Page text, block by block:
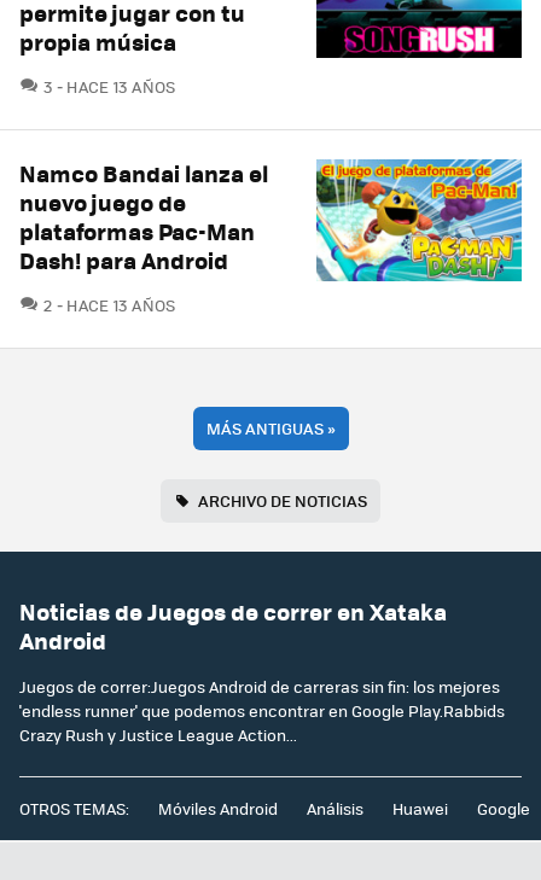
permite jugar con tu
propia música
3 COMENTARIOS
HACE 13 AÑOS
Namco Bandai lanza el
nuevo juego de
plataformas Pac-Man
Dash! para Android
2 COMENTARIOS
HACE 13 AÑOS
MÁS ANTIGUAS»
ARCHIVO DE NOTICIAS
Noticias de Juegos de correr en Xataka
Android
Juegos de correr:Juegos Android de carreras sin fin: los mejores
'endless runner' que podemos encontrar en Google Play.Rabbids
Crazy Rush y Justice League Action...
OTROS TEMAS: Móviles Android Análisis Huawei Google